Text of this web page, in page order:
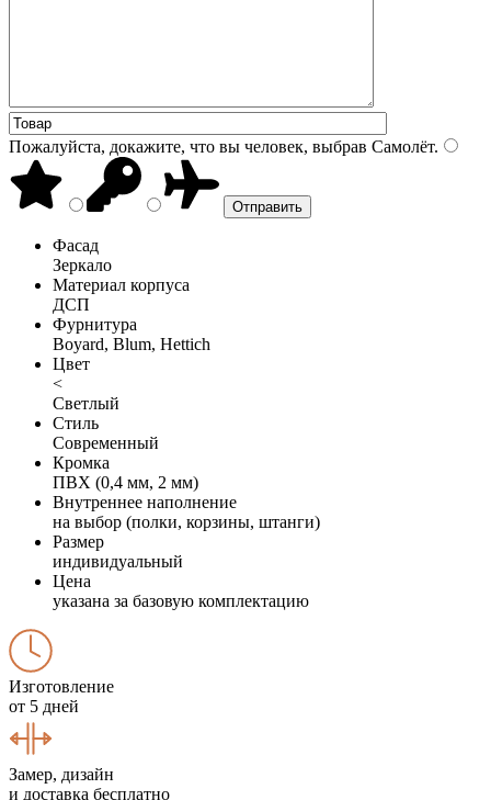
Пожалуйста, докажите, что вы человек, выбрав Самолёт.
Фасад
Зеркало
Материал корпуса
ДСП
Фурнитура
Boyard, Blum, Hettich
Цвет
<
Светлый
Стиль
Современный
Кромка
ПВХ (0,4 мм, 2 мм)
Внутреннее наполнение
на выбор (полки, корзины, штанги)
Размер
индивидуальный
Цена
указана за базовую комплектацию
Изготовление
от 5 дней
Замер, дизайн
и доставка бесплатно